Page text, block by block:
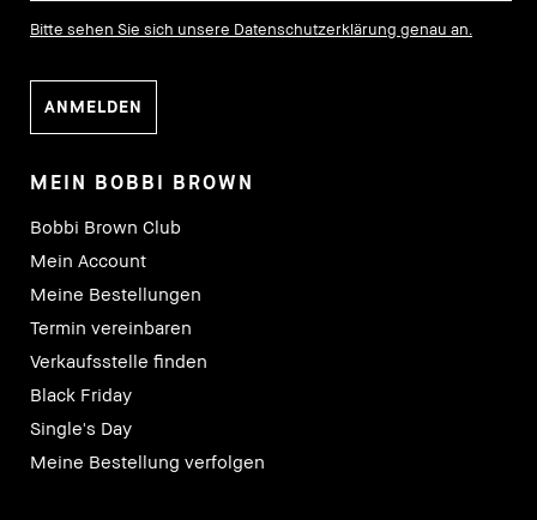
Bitte sehen Sie sich unsere Datenschutzerklärung genau an.
MEIN BOBBI BROWN
Bobbi Brown Club
Mein Account
Meine Bestellungen
Termin vereinbaren
Verkaufsstelle finden
Black Friday
Single's Day
Meine Bestellung verfolgen